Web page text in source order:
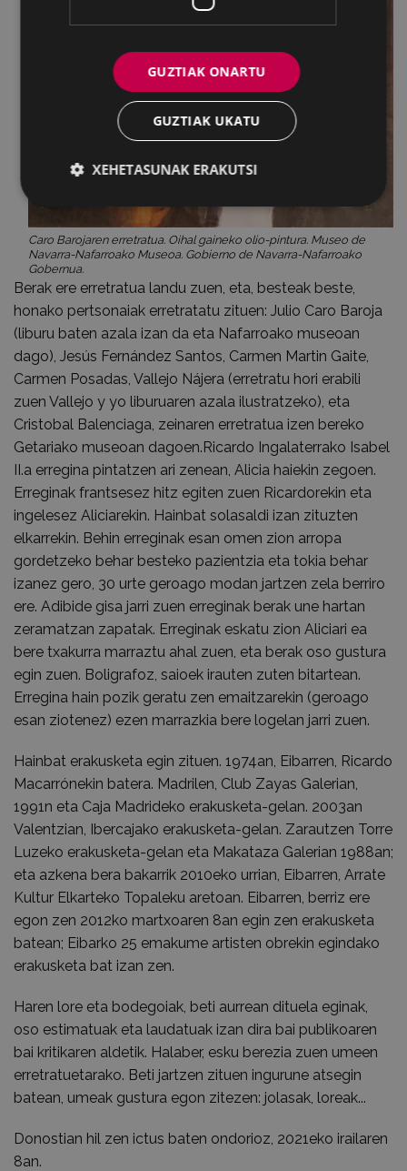
Caro Barojaren erretratua. Oihal gaineko olio-pintura. Museo de
Navarra-Nafarroako Museoa. Gobierno de Navarra-Nafarroako
Gobernua.
Berak ere erretratua landu zuen, eta, besteak beste,
honako pertsonaiak erretratatu zituen: Julio Caro Baroja
(liburu baten azala izan da eta Nafarroako museoan
dago), Jesús Fernández Santos, Carmen Martin Gaite,
Carmen Posadas, Vallejo Nájera (erretratu hori erabili
zuen Vallejo y yo liburuaren azala ilustratzeko), eta
Cristobal Balenciaga, zeinaren erretratua izen bereko
Getariako museoan dagoen.Ricardo Ingalaterrako Isabel
II.a erregina pintatzen ari zenean, Alicia haiekin zegoen.
Erreginak frantsesez hitz egiten zuen Ricardorekin eta
ingelesez Aliciarekin. Hainbat solasaldi izan zituzten
elkarrekin. Behin erreginak esan omen zion arropa
gordetzeko behar besteko pazientzia eta tokia behar
izanez gero, 30 urte geroago modan jartzen zela berriro
ere. Adibide gisa jarri zuen erreginak berak une hartan
zeramatzan zapatak. Erreginak eskatu zion Aliciari ea
bere txakurra marraztu ahal zuen, eta berak oso gustura
egin zuen. Boligrafoz, saioek irauten zuten bitartean.
Erregina hain pozik geratu zen emaitzarekin (geroago
esan ziotenez) ezen marrazkia bere logelan jarri zuen.
Hainbat erakusketa egin zituen. 1974an, Eibarren, Ricardo
Macarrónekin batera. Madrilen, Club Zayas Galerian,
1991n eta Caja Madrideko erakusketa-gelan. 2003an
Valentzian, Ibercajako erakusketa-gelan. Zarautzen Torre
Luzeko erakusketa-gelan eta Makataza Galerian 1988an;
eta azkena bera bakarrik 2010eko urrian, Eibarren, Arrate
Kultur Elkarteko Topaleku aretoan. Eibarren, berriz ere
egon zen 2012ko martxoaren 8an egin zen erakusketa
batean; Eibarko 25 emakume artisten obrekin egindako
erakusketa bat izan zen.
Haren lore eta bodegoiak, beti aurrean dituela eginak,
oso estimatuak eta laudatuak izan dira bai publikoaren
bai kritikaren aldetik. Halaber, esku berezia zuen umeen
erretratuetarako. Beti jartzen zituen ingurune atsegin
batean, umeak gustura egon zitezen: jolasak, loreak...
Donostian hil zen ictus baten ondorioz, 2021eko irailaren
8an.
GUZTIAK ONARTU
GUZTIAK UKATU
XEHETASUNAK ERAKUTSI